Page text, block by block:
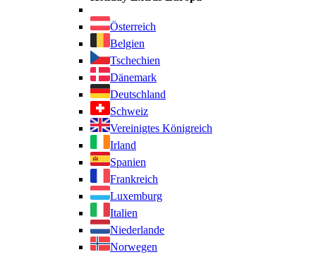
Österreich
Belgien
Tschechien
Dänemark
Deutschland
Schweiz
Vereinigtes Königreich
Irland
Spanien
Frankreich
Luxemburg
Italien
Niederlande
Norwegen